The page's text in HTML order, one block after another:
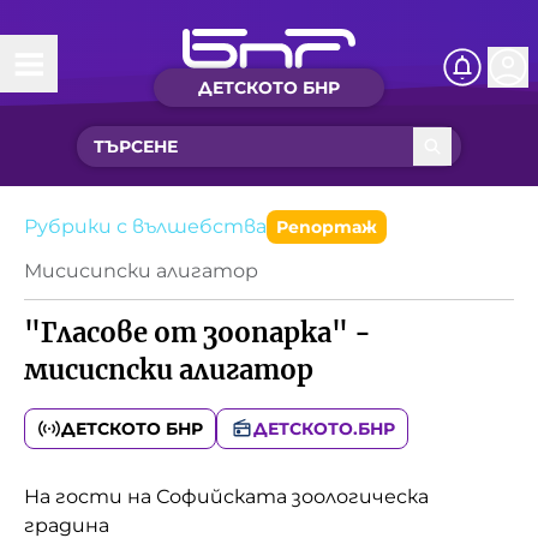
ДЕТСКОТО БНР
Начало
Какво ново?
Рубрики с вълшебства
Детско радио
Чуйте
Новините на детски език
Приказки
Песнички
Искри
Интересен архив
Нашите гости
Рубрики с вълшебства Репортаж
Мисисипски алигатор
"Гласове от зоопарка" -
мисиспски алигатор
ДЕТСКОТО БНР ДЕТСКОТО.БНР
На гости на Софийската зоологическа
градина